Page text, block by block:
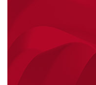
navegación